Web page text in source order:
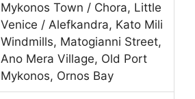
Mykonos Town / Chora, Little
Venice / Alefkandra, Kato Mili
Windmills, Matogianni Street,
Ano Mera Village, Old Port
Mykonos, Ornos Bay